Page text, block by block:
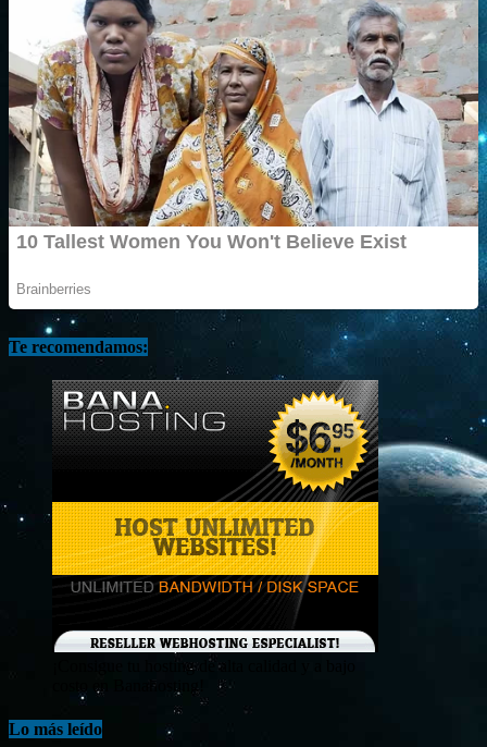
Te recomendamos:
¡Consigue tu hosting de alta calidad y a bajo
costo en Banahosting!
Lo más leído